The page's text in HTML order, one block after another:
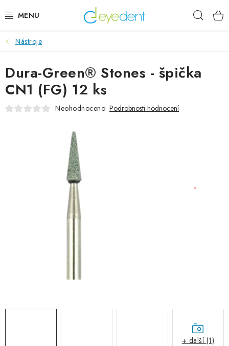
na
E-SHOP
IMPLANTÁTY GLOBAL D
NOVINKY
Obchodní podmínky
Nástroje
Dura-Green® Stones - špička
CN1 (FG) 12 ks
Neohodnoceno Podrobnosti hodnocení
+ další (1)